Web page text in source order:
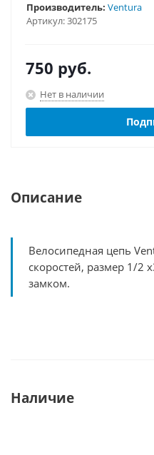
Артикул:302175
Производитель: Ventura
750 руб.
Нет в наличии
Описание
Велосипедная цепь
скоростей, размер 1/2
замком.
Наличие